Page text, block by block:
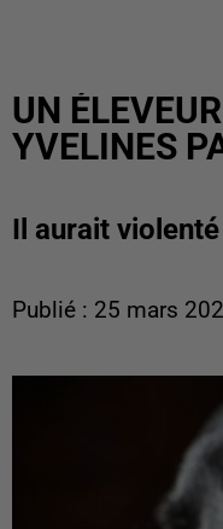
UN
YVELINES
Il aurait
Publié : 25 mars